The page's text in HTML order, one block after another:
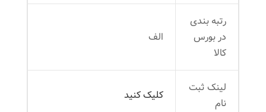
رتبه بندی
در بورس
کالا
الف
لینک ثبت
نام
کلیک کنید